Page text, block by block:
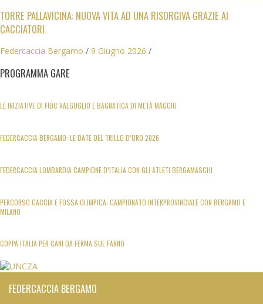
TORRE PALLAVICINA: NUOVA VITA AD UNA RISORGIVA GRAZIE AI
CACCIATORI
Federcaccia Bergamo / 9 Giugno 2026 /
PROGRAMMA GARE
LE INIZIATIVE DI FIDC VALGOGLIO E BAGNATICA DI METÀ MAGGIO
FEDERCACCIA BERGAMO: LE DATE DEL TRILLO D’ORO 2026
FEDERCACCIA LOMBARDIA CAMPIONE D’ITALIA CON GLI ATLETI BERGAMASCHI
PERCORSO CACCIA E FOSSA OLIMPICA: CAMPIONATO INTERPROVINCIALE CON BERGAMO E
MILANO
COPPA ITALIA PER CANI DA FERMA SUL FARNO
FEDERCACCIA BERGAMO